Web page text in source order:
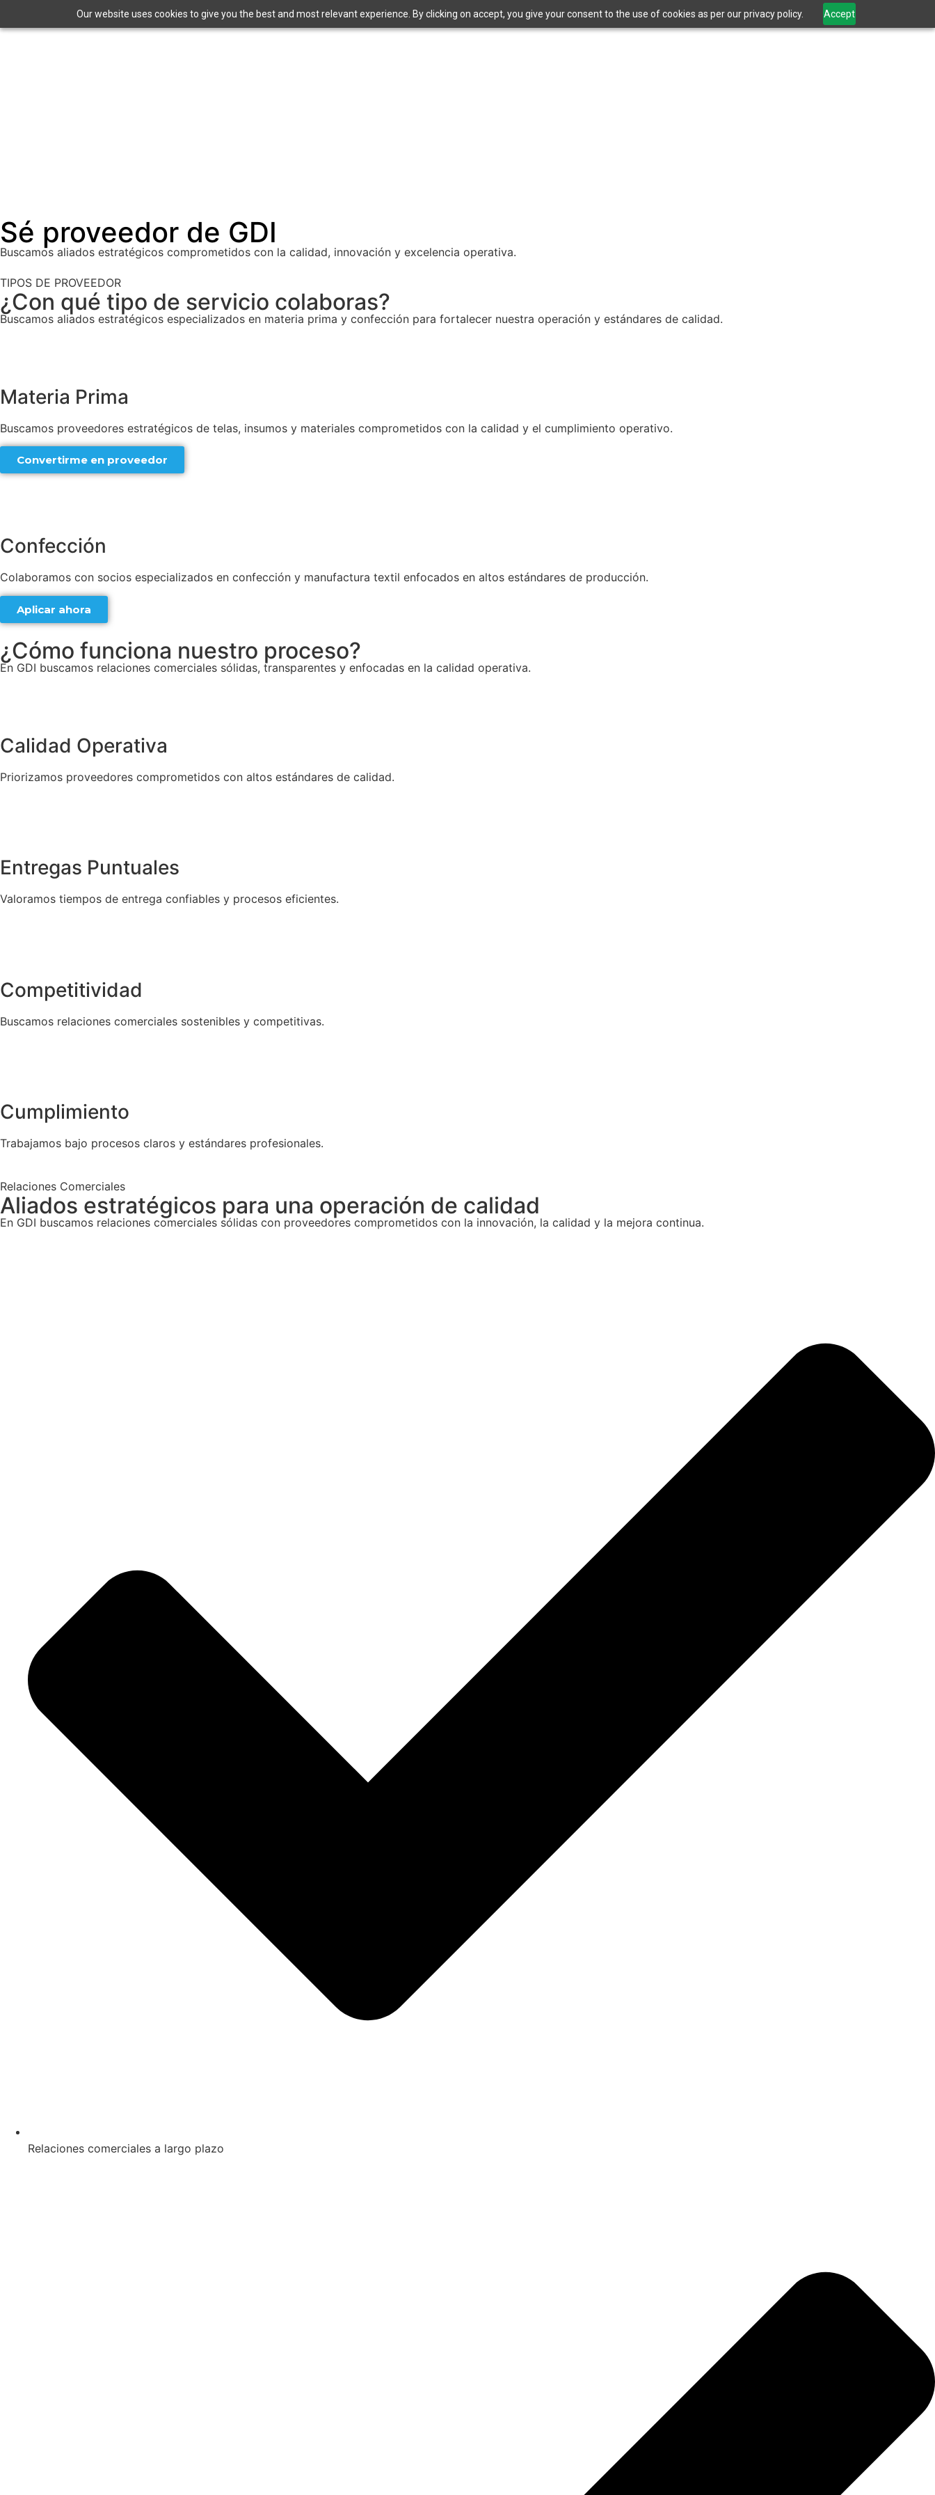
Our website uses cookies to give you the best and most relevant experience. By clicking on accept, you give your consent to the use of cookies as per our privacy policy. Accept
Sé proveedor de GDI
Buscamos aliados estratégicos comprometidos con la calidad, innovación y excelencia operativa.
TIPOS DE PROVEEDOR
¿Con qué tipo de servicio colaboras?
Buscamos aliados estratégicos especializados en materia prima y confección para fortalecer nuestra operación y estándares de calidad.
Materia Prima
Buscamos proveedores estratégicos de telas, insumos y materiales comprometidos con la calidad y el cumplimiento operativo.
Convertirme en proveedor
Confección
Colaboramos con socios especializados en confección y manufactura textil enfocados en altos estándares de producción.
Aplicar ahora
¿Cómo funciona nuestro proceso?
En GDI buscamos relaciones comerciales sólidas, transparentes y enfocadas en la calidad operativa.
Calidad Operativa
Priorizamos proveedores comprometidos con altos estándares de calidad.
Entregas Puntuales
Valoramos tiempos de entrega confiables y procesos eficientes.
Competitividad
Buscamos relaciones comerciales sostenibles y competitivas.
Cumplimiento
Trabajamos bajo procesos claros y estándares profesionales.
Relaciones Comerciales
Aliados estratégicos para una operación de calidad
En GDI buscamos relaciones comerciales sólidas con proveedores comprometidos con la innovación, la calidad y la mejora continua.
Relaciones comerciales a largo plazo